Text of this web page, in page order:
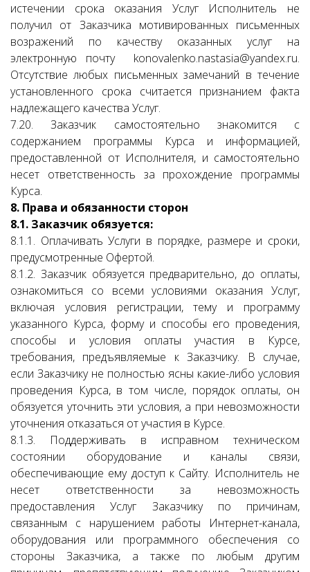
истечении срока оказания Услуг Исполнитель не
получил от Заказчика мотивированных письменных
возражений по качеству оказанных услуг на
электронную почту konovalenko.nastasia@yandex.ru.
Отсутствие любых письменных замечаний в течение
установленного срока считается признанием факта
надлежащего качества Услуг.
7.20. Заказчик самостоятельно знакомится с
содержанием программы Курса и информацией,
предоставленной от Исполнителя, и самостоятельно
несет ответственность за прохождение программы
Курса.
8. Права и обязанности сторон
8.1. Заказчик обязуется:
8.1.1. Оплачивать Услуги в порядке, размере и сроки,
предусмотренные Офертой.
8.1.2. Заказчик обязуется предварительно, до оплаты,
ознакомиться со всеми условиями оказания Услуг,
включая условия регистрации, тему и программу
указанного Курса, форму и способы его проведения,
способы и условия оплаты участия в Курсе,
требования, предъявляемые к Заказчику. В случае,
если Заказчику не полностью ясны какие-либо условия
проведения Курса, в том числе, порядок оплаты, он
обязуется уточнить эти условия, а при невозможности
уточнения отказаться от участия в Курсе.
8.1.3. Поддерживать в исправном техническом
состоянии оборудование и каналы связи,
обеспечивающие ему доступ к Сайту. Исполнитель не
несет ответственности за невозможность
предоставления Услуг Заказчику по причинам,
связанным с нарушением работы Интернет-канала,
оборудования или программного обеспечения со
стороны Заказчика, а также по любым другим